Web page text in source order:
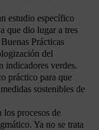
estudio específico
que dio lugar a tres
Prácticas
del
indicadores verdes.
práctico para que
sostenibles de
los procesos de
Ya no se trata